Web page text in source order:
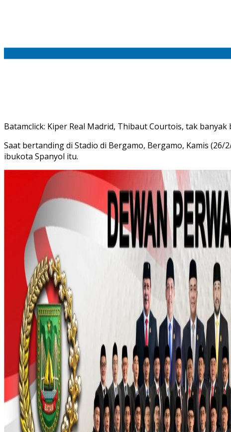
Batamclick: Kiper Real Madrid, Thibaut Courtois, tak
Saat bertanding di Stadio di Bergamo, Bergamo, Kamis
ibukota Spanyol itu.